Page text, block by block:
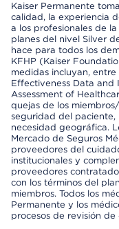
Kaiser Permanente
calidad, la experiencia
a los profesionales de
planes del nivel Silver
hace para todos los
KFHP (Kaiser
medidas incluyan,
Effectiveness Data and
Assessment of
quejas de los
seguridad del paciente,
necesidad geográfica.
Mercado de Seguros
proveedores del
institucionales y
proveedores
con los términos del
miembros. Todos los
Permanente y los
procesos de revisión